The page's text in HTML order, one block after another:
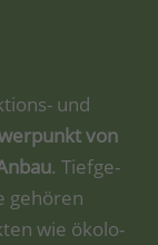
und
von
. Tief­ge­
gehö­ren
wie öko­lo­